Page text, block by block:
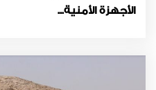
الأجهزة الأمنية...